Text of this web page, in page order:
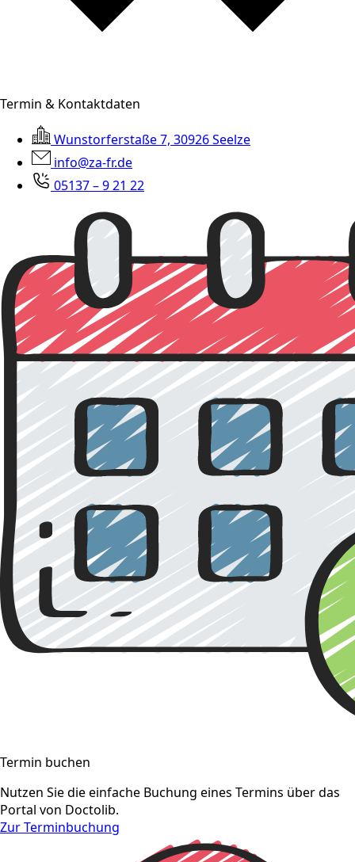
Termin & Kontaktdaten
Wunstorferstaße 7, 30926 Seelze
info@za-fr.de
05137 – 9 21 22
Termin buchen
Nutzen Sie die einfache Buchung eines Termins über das
Portal von Doctolib.
Zur Terminbuchung